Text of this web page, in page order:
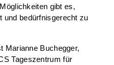
gibt es,
und bedürfnisgerecht zu
Marianne Buchegger,
Tageszentrum für